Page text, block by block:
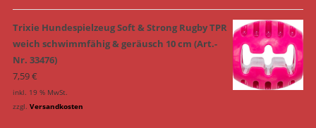
Trixie Hundespielzeug Soft & Strong Rugby TPR
weich schwimmfähig & geräusch 10 cm (Art.-
Nr. 33476)
7,59€
inkl. 19 % MwSt.
zzgl. Versandkosten